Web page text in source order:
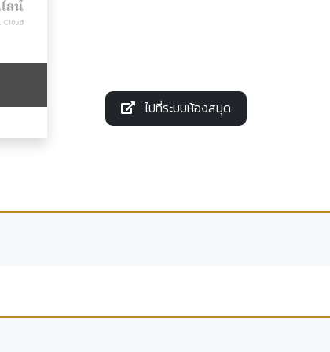
ไปที่ระบบห้องสมุด